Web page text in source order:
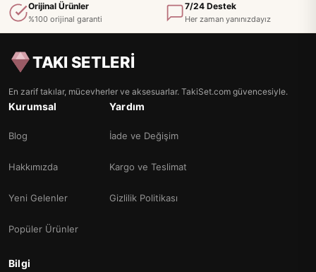
Orijinal Ürünler
%100 orijinal garanti
7/24 Destek
Her zaman yanınızdayız
TAKI SETLERİ
En zarif takılar, mücevherler ve aksesuarlar. TakiSet.com güvencesiyle.
Kurumsal
Blog
Hakkımızda
Yeni Gelenler
Popüler Ürünler
Yardım
İade ve Değişim
Kargo ve Teslimat
Gizlilik Politikası
Bilgi